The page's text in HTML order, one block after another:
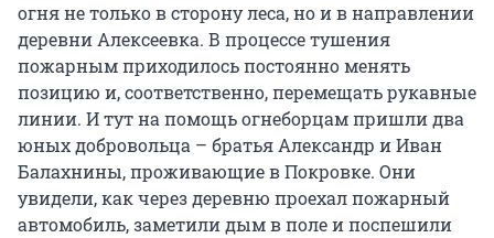
огня не только в сторону леса, но и в направлении
деревни Алексеевка. В процессе тушения
пожарным приходилось постоянно менять
позицию и, соответственно, перемещать рукавные
линии. И тут на помощь огнеборцам пришли два
юных добровольца – братья Александр и Иван
Балахнины, проживающие в Покровке. Они
увидели, как через деревню проехал пожарный
автомобиль, заметили дым в поле и поспешили